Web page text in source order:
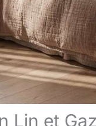
Lin et